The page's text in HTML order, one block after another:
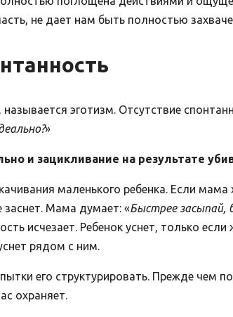
не дает нам быть полностью
эготизм. Отсутствие
»
и зацикливание на результате
маленького ребенка. Если
Мама думает: «Быстрее засыпай,
исчезает. Ребенок уснет, только
рядом с ним.
его структурировать. Прежде чем
охраняет.